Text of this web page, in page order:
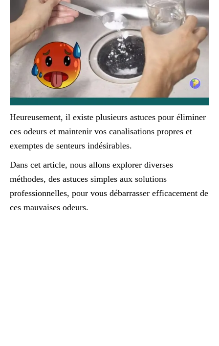
Heureusement, il existe plusieurs astuces pour éliminer
ces odeurs et maintenir vos canalisations propres et
exemptes de senteurs indésirables.
Dans cet article, nous allons explorer diverses
méthodes, des astuces simples aux solutions
professionnelles, pour vous débarrasser efficacement de
ces mauvaises odeurs.